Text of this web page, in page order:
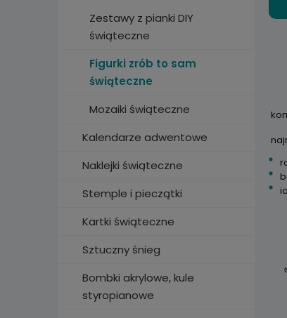
Zestawy z pianki DIY
świąteczne
Figurki zrób to sam
świąteczne
Mozaiki świąteczne
Kalendarze adwentowe
Naklejki świąteczne
Stemple i pieczątki
Kartki świąteczne
Sztuczny śnieg
Bombki akrylowe, kule
styropianowe